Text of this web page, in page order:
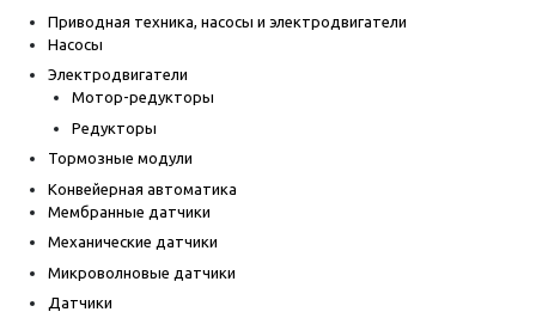
Приводная техника, насосы и электродвигатели
Насосы
Электродвигатели
Мотор-редукторы
Редукторы
Тормозные модули
Конвейерная автоматика
Мембранные датчики
Механические датчики
Микроволновые датчики
Датчики